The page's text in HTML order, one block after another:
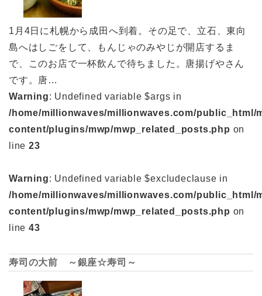
1月4日に札幌から成田へ到着。その足で、立石、東向
島へはしごをして、もんじゃのみやじが開店するま
で、このお店で一杯飲んで待ちました。唐揚げやさん
です。唐…
Warning: Undefined variable $args in
/home/millionwaves/millionwaves.com/public_html/
content/plugins/mwp/mwp_related_posts.php on
line 23
Warning: Undefined variable $excludeclause in
/home/millionwaves/millionwaves.com/public_html/
content/plugins/mwp/mwp_related_posts.php on
line 43
寿司の大前 ～銀座☆寿司～